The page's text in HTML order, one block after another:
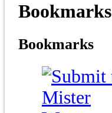
Bookmarks
Bookmarks